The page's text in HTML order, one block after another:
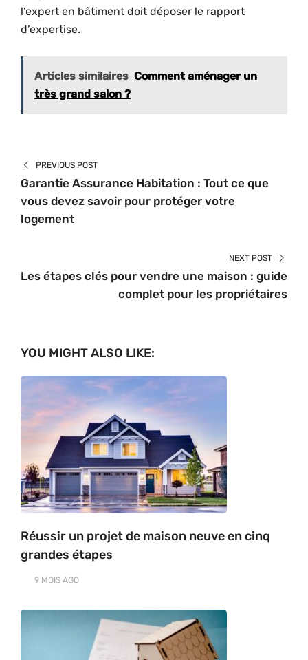
l’expert en bâtiment doit déposer le rapport
d’expertise.
Articles similaires Comment aménager un
très grand salon ?
PREVIOUS POST
Garantie Assurance Habitation : Tout ce que
vous devez savoir pour protéger votre
logement
NEXT POST
Les étapes clés pour vendre une maison : guide
complet pour les propriétaires
YOU MIGHT ALSO LIKE:
Réussir un projet de maison neuve en cinq
grandes étapes
9 MOIS AGO